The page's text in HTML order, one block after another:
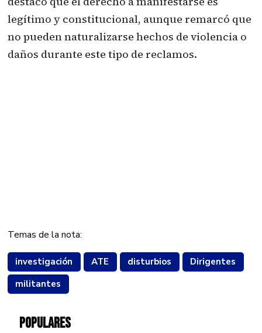
legítimo y constitucional, aunque remarcó que
no pueden naturalizarse hechos de violencia o
daños durante este tipo de reclamos.
Temas de la nota:
investigación ATE disturbios
Dirigentes
militantes
POPULARES